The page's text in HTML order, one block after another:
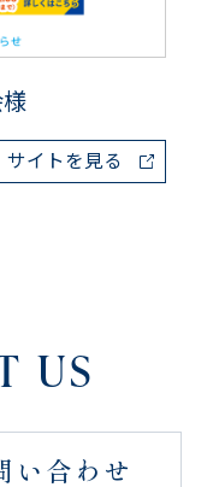
サイトを見る
US
い合わせ